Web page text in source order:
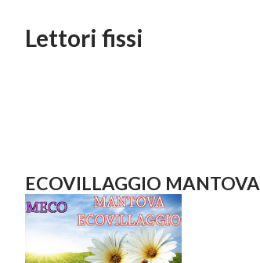
Lettori fissi
ECOVILLAGGIO MANTOVA